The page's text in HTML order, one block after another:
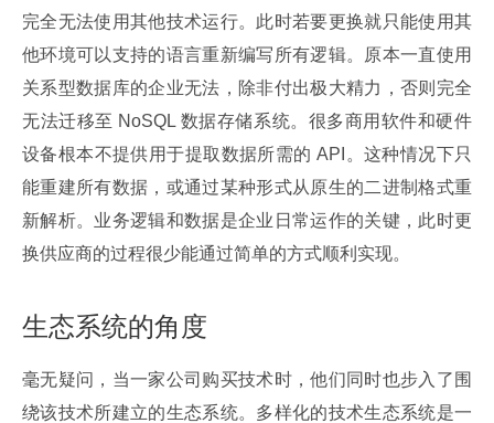
完全无法使用其他技术运行。此时若要更换就只能使用其
他环境可以支持的语言重新编写所有逻辑。原本一直使用
关系型数据库的企业无法，除非付出极大精力，否则完全
无法迁移至 NoSQL 数据存储系统。很多商用软件和硬件
设备根本不提供用于提取数据所需的 API。这种情况下只
能重建所有数据，或通过某种形式从原生的二进制格式重
新解析。业务逻辑和数据是企业日常运作的关键，此时更
换供应商的过程很少能通过简单的方式顺利实现。
生态系统的角度
毫无疑问，当一家公司购买技术时，他们同时也步入了围
绕该技术所建立的生态系统。多样化的技术生态系统是一